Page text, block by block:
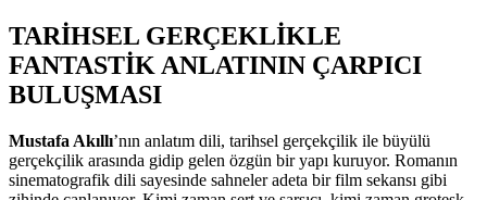
TARİHSEL GERÇEKLİKLE
FANTASTİK ANLATININ ÇARPICI
BULUŞMASI
Mustafa Akıllı’nın anlatım dili, tarihsel gerçekçilik ile büyülü
gerçekçilik arasında gidip gelen özgün bir yapı kuruyor. Romanın
sinematografik dili sayesinde sahneler adeta bir film sekansı gibi